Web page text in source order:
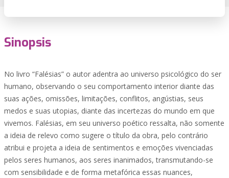
Sinopsis
No livro “Falésias” o autor adentra ao universo psicológico do ser
humano, observando o seu comportamento interior diante das
suas ações, omissões, limitações, conflitos, angústias, seus
medos e suas utopias, diante das incertezas do mundo em que
vivemos. Falésias, em seu universo poético ressalta, não somente
a ideia de relevo como sugere o título da obra, pelo contrário
atribui e projeta a ideia de sentimentos e emoções vivenciadas
pelos seres humanos, aos seres inanimados, transmutando-se
com sensibilidade e de forma metafórica essas nuances,